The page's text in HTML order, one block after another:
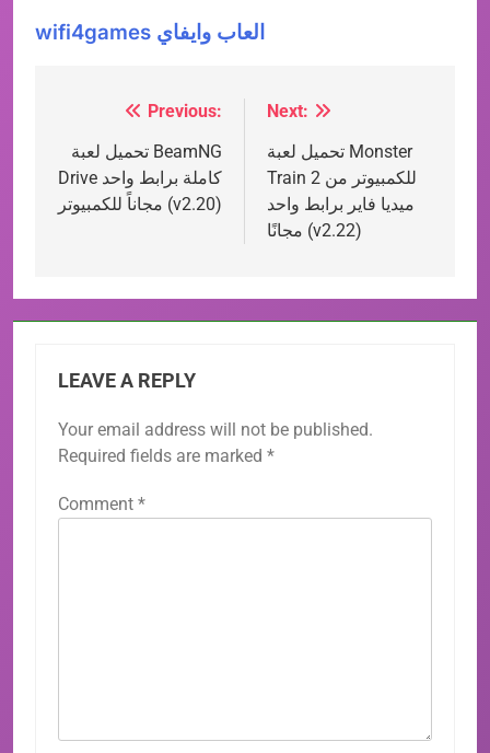
wifi4games العاب وايفاي
navigation
Previous:
تحميل لعبة BeamNG
Drive كاملة برابط واحد
مجاناً للكمبيوتر (v2.20)
Next:
تحميل لعبة Monster
Train 2 للكمبيوتر من
ميديا فاير برابط واحد
مجانًا (v2.22)
LEAVE A REPLY
Your email address will not be published.
Required fields are marked *
Comment *